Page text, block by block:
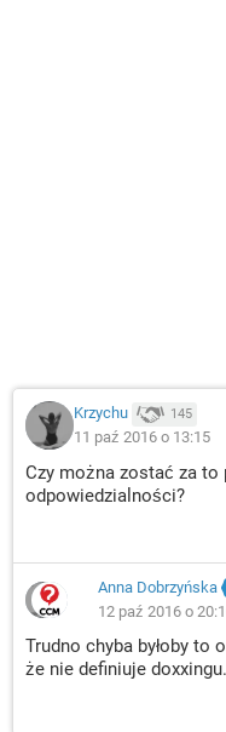
Krzychu 145
11 paź 2016 o 13:15
Czy można zostać za to
odpowiedzialności?
Anna Dobrzyńska
12 paź 2016 o
Trudno chyba byłoby to
że nie definiuje